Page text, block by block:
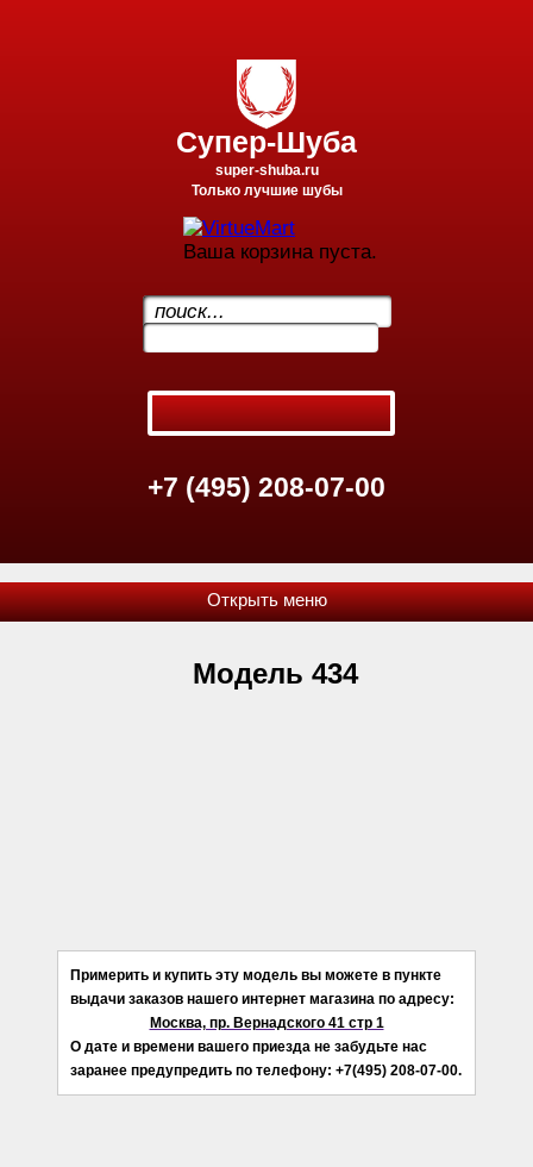
Супер-Шуба
super-shuba.ru
Только лучшие шубы
Ваша корзина пуста.
.
+7 (495) 208-07-00
Модель 434
Примерить и купить эту модель вы можете в пункте
выдачи заказов нашего интернет магазина по адресу:
Москва, пр. Вернадского 41 стр 1
О дате и времени вашего приезда не забудьте нас
заранее предупредить по телефону: +7(495) 208-07-00.